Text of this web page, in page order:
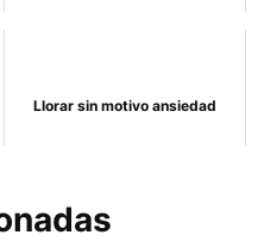
Llorar sin motivo ansiedad